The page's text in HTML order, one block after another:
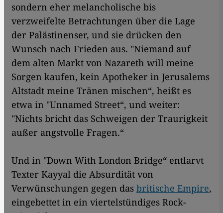
sondern eher melancholische bis
verzweifelte Betrachtungen über die Lage
der Palästinenser, und sie drücken den
Wunsch nach Frieden aus. "Niemand auf
dem alten Markt von Nazareth will meine
Sorgen kaufen, kein Apotheker in Jerusalems
Altstadt meine Tränen mischen“, heißt es
etwa in "Unnamed Street“, und weiter:
"Nichts bricht das Schweigen der Traurigkeit
außer angstvolle Fragen.“
Und in "Down With London Bridge“ entlarvt
Texter Kayyal die Absurdität von
Verwünschungen gegen das britische Empire,
eingebettet in ein viertelstündiges Rock-